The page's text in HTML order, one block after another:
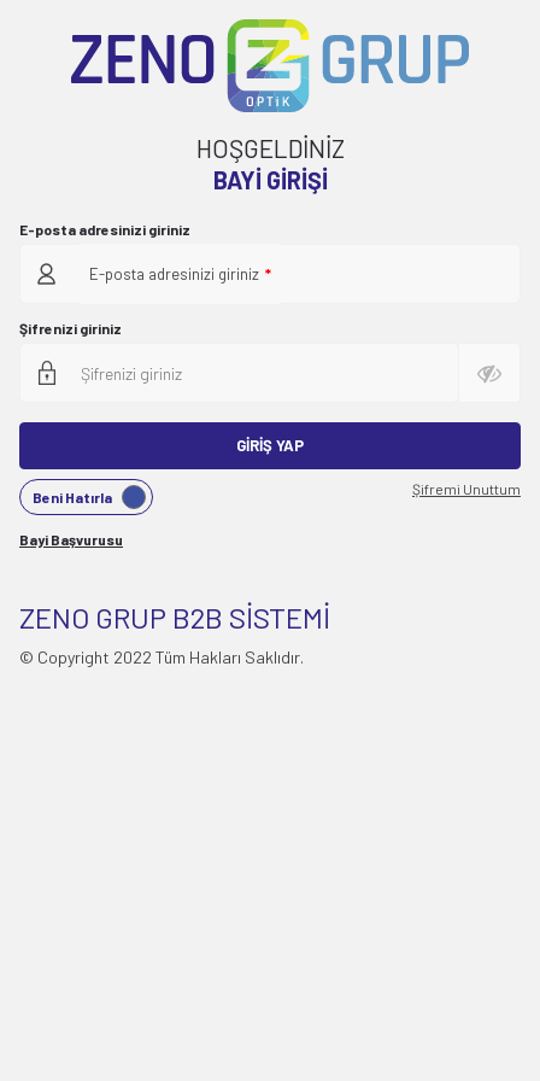
HOŞGELDİNİZ
BAYI GIRIŞI
E-posta adresinizi giriniz
E-posta adresinizi giriniz *
Şifrenizi giriniz
GIRIŞ YAP
Beni Hatırla Şifremi Unuttum
Bayi Başvurusu
ZENO GRUP B2B SİSTEMİ
© Copyright 2022 Tüm Hakları Saklıdır.